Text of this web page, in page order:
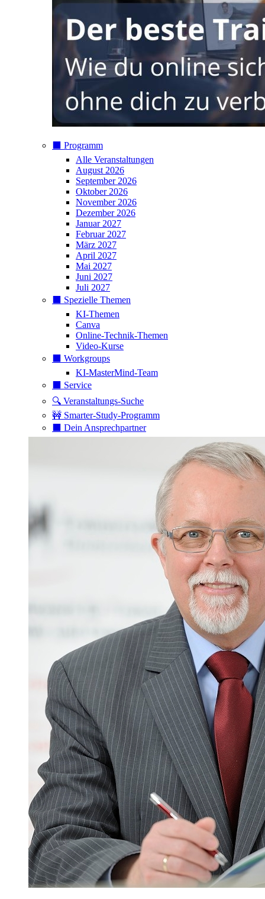
⬛️ Programm
Alle Veranstaltungen
August 2026
September 2026
Oktober 2026
November 2026
Dezember 2026
Januar 2027
Februar 2027
März 2027
April 2027
Mai 2027
Juni 2027
Juli 2027
⬛️ Spezielle Themen
KI-Themen
Canva
Online-Technik-Themen
Video-Kurse
⬛️ Workgroups
KI-MasterMind-Team
⬛️ Service
🔍 Veranstaltungs-Suche
🚧 Smarter-Study-Programm
⬛️ Dein Ansprechpartner